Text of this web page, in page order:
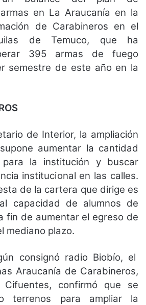
en La Araucanía en la
de Carabineros en el
de Temuco, que ha
395 armas de fuego
semestre de este año en la
de Interior, la ampliación
aumentar la cantidad
para la institución y buscar
institucional en las calles.
de la cartera que dirige es
capacidad de alumnos de
fin de aumentar el egreso de
mediano plazo.
consignó radio Biobío, el
Araucanía de Carabineros,
Cifuentes, confirmó que se
terrenos para ampliar la